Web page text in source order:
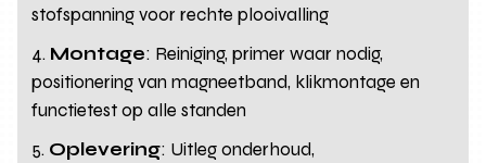
stofspanning voor rechte plooivalling
Montage: Reiniging, primer waar nodig,
positionering van magneetband, klikmontage en
functietest op alle standen
Oplevering: Uitleg onderhoud,